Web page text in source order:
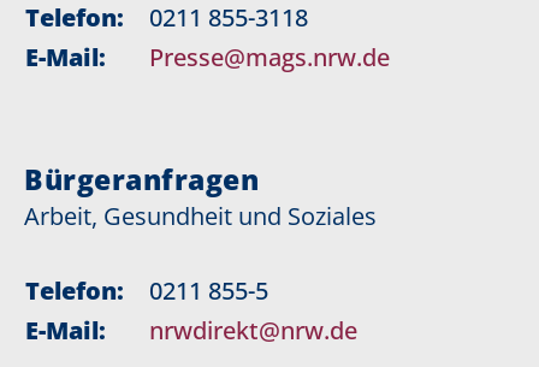
Telefon:
0211 855-3118
E-Mail:
Presse@mags.nrw.de
Bürgeranfragen
Arbeit, Gesundheit und Soziales
Telefon:
0211 855-5
E-Mail:
nrwdirekt@nrw.de